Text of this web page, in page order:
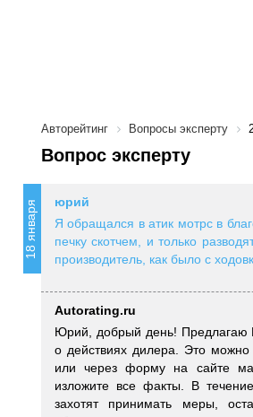
Авторейтинг Вопросы эксперту
Вопрос эксперту
18 января
юрий
Я обращался в атик мотрс в
печку скотчем, и только
производитель, как было с
Autorating.ru
Юрий, добрый день! Предлагаю
о действиях дилера. Это
или через форму на сайте
изложите все факты. В
захотят принимать меры,